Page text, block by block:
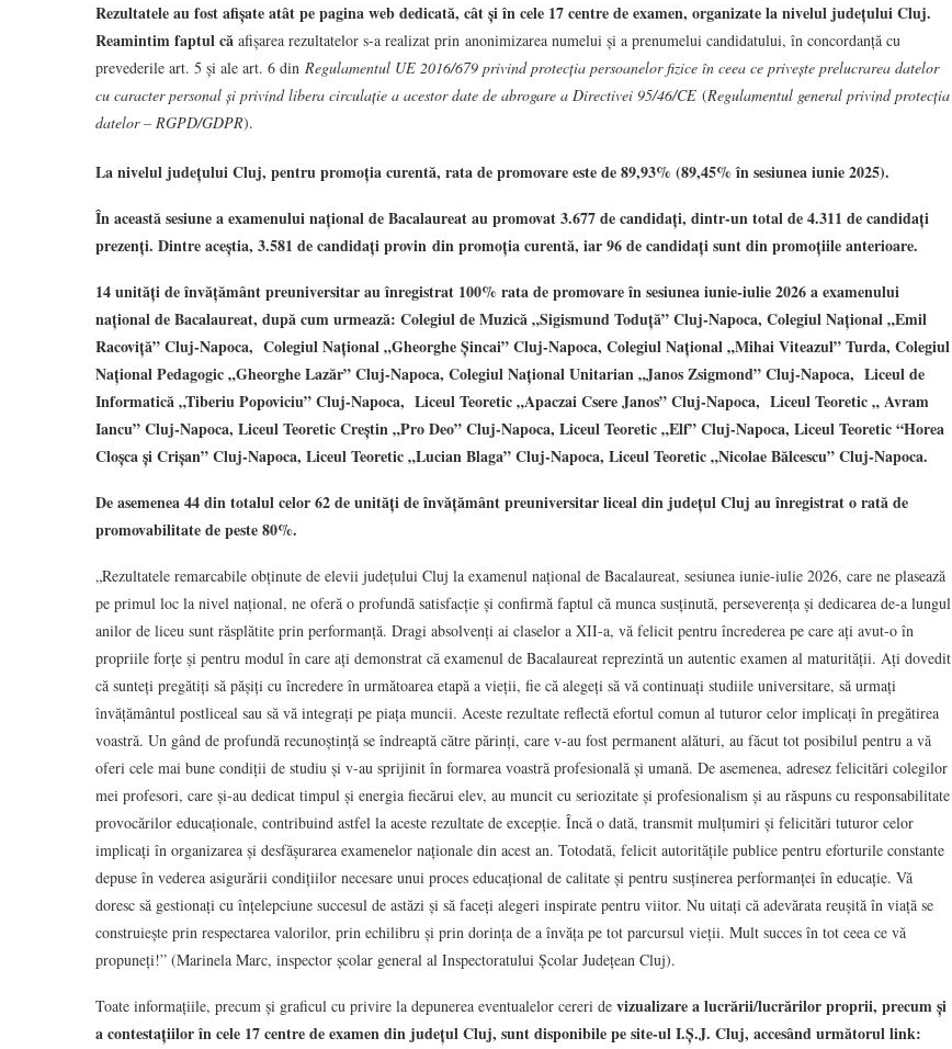
Rezultatele au fost afișate atât pe pagina web dedicată, cât și în cele 17 centre de examen, organizate la nivelul județului Cluj.
Reamintim faptul că afișarea rezultatelor s-a realizat prin anonimizarea numelui și a prenumelui candidatului, în concordanță cu
prevederile art. 5 și ale art. 6 din Regulamentul UE 2016/679 privind protecția persoanelor fizice în ceea ce privește prelucrarea datelor
cu caracter personal și privind libera circulație a acestor date de abrogare a Directivei 95/46/CE (Regulamentul general privind protecția
datelor – RGPD/GDPR).
La nivelul județului Cluj, pentru promoția curentă, rata de promovare este de 89,93% (89,45% în sesiunea iunie 2025).
În această sesiune a examenului național de Bacalaureat au promovat 3.677 de candidați, dintr-un total de 4.311 de candidați
prezenți. Dintre aceștia, 3.581 de candidați provin din promoția curentă, iar 96 de candidați sunt din promoțiile anterioare.
14 unități de învățământ preuniversitar au înregistrat 100% rata de promovare în sesiunea iunie-iulie 2026a examenului
național de Bacalaureat, după cum urmează: Colegiul de Muzică „Sigismund Toduță” Cluj-Napoca, Colegiul Național „Emil
Racoviță” Cluj-Napoca, Colegiul Național „Gheorghe Șincai” Cluj-Napoca, Colegiul Național „Mihai Viteazul” Turda, Colegiul
Național Pedagogic „Gheorghe Lazăr” Cluj-Napoca, Colegiul Național Unitarian „Janos Zsigmond” Cluj-Napoca, Liceul de
Informatică „Tiberiu Popoviciu” Cluj-Napoca, Liceul Teoretic „Apaczai Csere Janos” Cluj-Napoca, Liceul Teoretic „ Avram
Iancu” Cluj-Napoca, Liceul Teoretic Creștin „Pro Deo” Cluj-Napoca, Liceul Teoretic „Elf” Cluj-Napoca, Liceul Teoretic “Horea
Cloșca și Crișan” Cluj-Napoca, Liceul Teoretic „Lucian Blaga” Cluj-Napoca, Liceul Teoretic „Nicolae Bălcescu” Cluj-Napoca.
De asemenea 44 din totalul celor 62 de unități de învățământ preuniversitar liceal din județul Cluj au înregistrat o rată de
promovabilitate de peste 80%.
„Rezultatele remarcabile obținute de elevii județului Cluj la examenul național de Bacalaureat, sesiunea iunie-iulie 2026, care ne plasează
pe primul loc la nivel național, ne oferă o profundă satisfacție și confirmă faptul că munca susținută, perseverența și dedicarea de-a lungul
anilor de liceu sunt răsplătite prin performanță. Dragi absolvenți ai claselor a XII-a, vă felicit pentru încrederea pe care ați avut-o în
propriile forțe și pentru modul în care ați demonstrat că examenul de Bacalaureat reprezintă un autentic examen al maturității. Ați dovedit
că sunteți pregătiți să pășiți cu încredere în următoarea etapă a vieții, fie că alegeți să vă continuați studiile universitare, să urmați
învățământul postliceal sau să vă integrați pe piața muncii. Aceste rezultate reflectă efortul comun al tuturor celor implicați în pregătirea
voastră. Un gând de profundă recunoștință se îndreaptă către părinți, care v-au fost permanent alături, au făcut tot posibilul pentru a vă
oferi cele mai bune condiții de studiu și v-au sprijinit în formarea voastră profesională și umană. De asemenea, adresez felicitări colegilor
mei profesori, care și-au dedicat timpul și energia fiecărui elev, au muncit cu seriozitate și profesionalism și au răspuns cu responsabilitate
provocărilor educaționale, contribuind astfel la aceste rezultate de excepție. Încă o dată, transmit mulțumiri și felicitări tuturor celor
implicați în organizarea și desfășurarea examenelor naționale din acest an. Totodată, felicit autoritățile publice pentru eforturile constante
depuse în vederea asigurării condițiilor necesare unui proces educațional de calitate și pentru susținerea performanței în educație. Vă
doresc să gestionați cu înțelepciune succesul de astăzi și să faceți alegeri inspirate pentru viitor. Nu uitați că adevărata reușită în viață se
construiește prin respectarea valorilor, prin echilibru și prin dorința de a învăța pe tot parcursul vieții. Mult succes în tot ceea ce vă
propuneți!” (Marinela Marc, inspector școlar general al Inspectoratului Școlar Județean Cluj).
Toate informațiile, precum și graficul cu privire la depunerea eventualelor cereri de vizualizare a lucrării/lucrărilor proprii, precum și
a contestațiilor în cele 17 centre de examen din județul Cluj, sunt disponibile pe site-ul I.Ș.J. Cluj, accesând următorul link: